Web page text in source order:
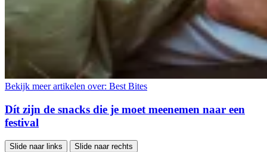
Bekijk meer artikelen over: Best Bites
Dít zijn de snacks die je moet meenemen naar een
festival
Slide naar links Slide naar rechts